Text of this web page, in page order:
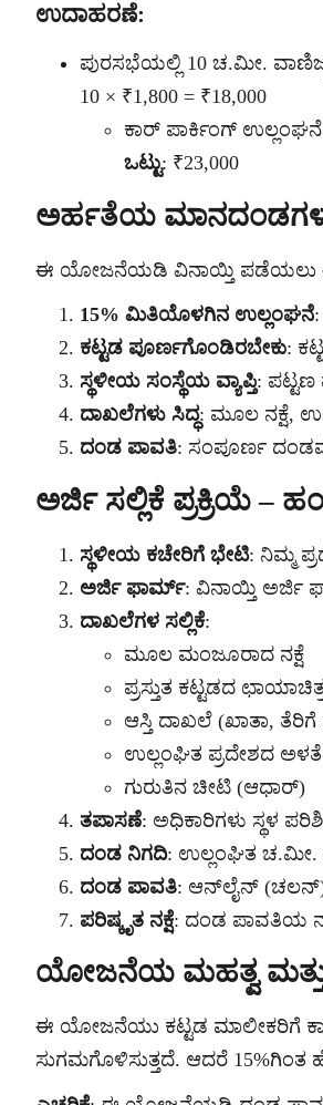
ಉದಾಹರಣೆ:
ಪುರಸಭೆಯಲ್ಲಿ 10 ಚ.ಮೀ.
10 × ₹1,800 = ₹18,000
ಕಾರ್ ಪಾರ್ಕಿಂಗ್ ಉಲ್ಲಂಘನೆ
ಒಟ್ಟು: ₹23,000
ಅರ್ಹತೆಯ
ಈ ಯೋಜನೆಯಡಿ ವಿನಾಯ್ತಿ ಪಡೆಯಲು ಈ
15% ಮಿತಿಯೊಳಗಿನ ಉಲ್ಲಂಘನೆ
ಕಟ್ಟಡ ಪೂರ್ಣಗೊಂಡಿರಬೇಕು:
ಸ್ಥಳೀಯ ಸಂಸ್ಥೆಯ ವ್ಯಾಪ್ತಿ:
ದಾಖಲೆಗಳು ಸಿದ್ಧ: ಮೂಲ ನಕ್ಷೆ,
ದಂಡ ಪಾವತಿ: ಸಂಪೂರ್ಣ
ಅರ್ಜಿ ಸಲ್ಲಿಕೆ ಪ್ರಕ್ರಿಯೆ –
ಸ್ಥಳೀಯ ಕಚೇರಿಗೆ ಭೇಟಿ: ನಿಮ್ಮ
ಅರ್ಜಿ ಫಾರ್ಮ್: ವಿನಾಯ್ತಿ ಅರ್ಜಿ
ದಾಖಲೆಗಳ ಸಲ್ಲಿಕೆ:
ಮೂಲ ಮಂಜೂರಾದ ನಕ್ಷೆ
ಪ್ರಸ್ತುತ ಕಟ್ಟಡದ
ಆಸ್ತಿ ದಾಖಲೆ (ಖಾತಾ,
ಉಲ್ಲಂಘಿತ ಪ್ರದೇಶದ
ಗುರುತಿನ ಚೀಟಿ (ಆಧಾರ್)
ತಪಾಸಣೆ: ಅಧಿಕಾರಿಗಳು ಸ್ಥಳ
ದಂಡ ನಿಗದಿ: ಉಲ್ಲಂಘಿತ ಚ.ಮೀ.
ದಂಡ ಪಾವತಿ: ಆನ್‌ಲೈನ್
ಪರಿಷ್ಕೃತ ನಕ್ಷೆ: ದಂಡ ಪಾವತಿಯ
ಯೋಜನೆಯ ಮಹತ್ವ ಮತ್ತು
ಈ ಯೋಜನೆಯು ಕಟ್ಟಡ ಮಾಲೀಕರಿಗೆ
ಸುಗಮಗೊಳಿಸುತ್ತದೆ. ಆದರೆ 15%ಗಿಂತ